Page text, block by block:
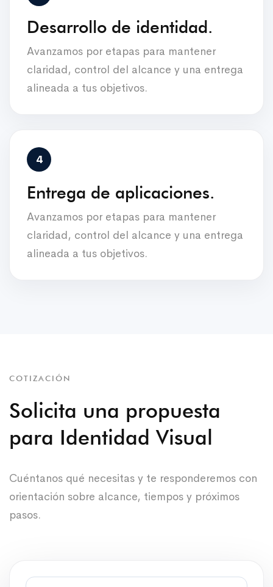
Desarrollo de identidad.
Avanzamos por etapas para mantener
claridad, control del alcance y una entrega
alineada a tus objetivos.
Entrega de aplicaciones.
Avanzamos por etapas para mantener
claridad, control del alcance y una entrega
alineada a tus objetivos.
COTIZACIÓN
Solicita una propuesta
para Identidad Visual
Cuéntanos qué necesitas y te responderemos con
orientación sobre alcance, tiempos y próximos
pasos.